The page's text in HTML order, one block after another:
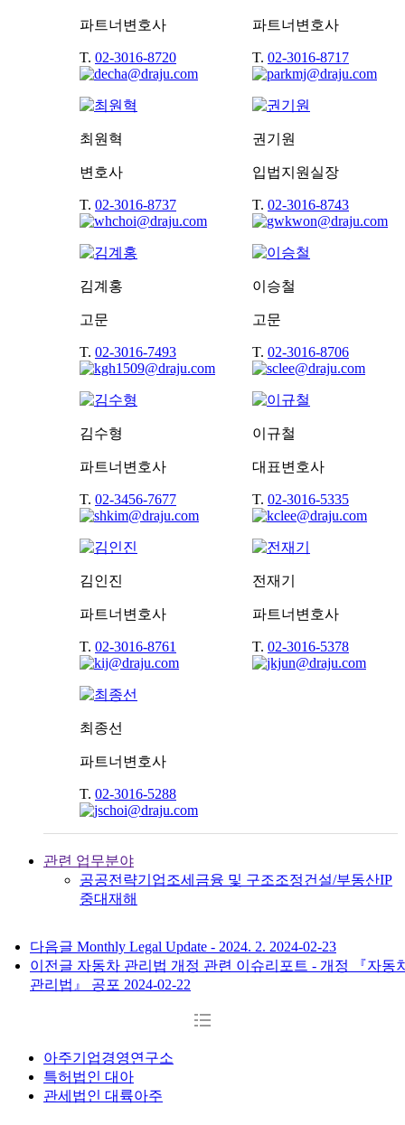
파트너변호사
T. 02-3016-8720
파트너변호사
T. 02-3016-8717
최원혁
변호사
T. 02-3016-8737
권기원
입법지원실장
T. 02-3016-8743
김계홍
고문
T. 02-3016-7493
이승철
고문
T. 02-3016-8706
김수형
파트너변호사
T. 02-3456-7677
이규철
대표변호사
T. 02-3016-5335
김인진
파트너변호사
T. 02-3016-8761
전재기
파트너변호사
T. 02-3016-5378
최종선
파트너변호사
T. 02-3016-5288
관련 업무분야
공공전략기업조세 금융 및 구조조정건설/부동산IP
중대재해
다음글 Monthly Legal Update - 2024. 2. 2024-02-23
이전글 자동차 관리법 개정 관련 이슈리포트 - 개정 『자동
관리법』 공포 2024-02-22
아주기업경영연구소
특허법인 대아
관세법인 대륙아주